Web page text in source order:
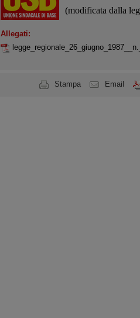
(modificata dalla
Allegati:
Stampa Email